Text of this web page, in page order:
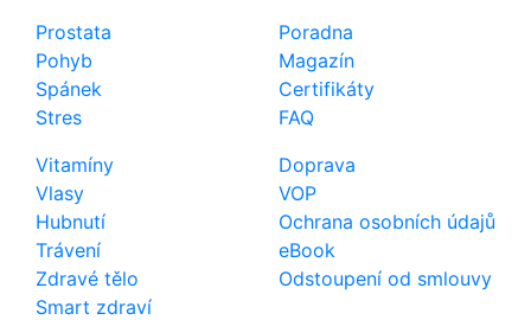
Prostata
Pohyb
Spánek
Stres
Vitamíny
Vlasy
Hubnutí
Trávení
Zdravé tělo
Smart zdraví
Poradna
Magazín
Certifikáty
FAQ
Doprava
VOP
Ochrana osobních údajů
eBook
Odstoupení od smlouvy